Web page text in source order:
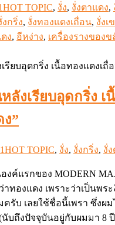
HOT TOPIC, งั่ง, งั่งตาแดง,
งกริ่ง, งั่งทองแดงเถื่อน, งั่งเ
ง, อีหง่าง, เครื่องรางของข
ลังเรียบอุดกริ่ง เ
”
HOT TOPIC, งั่ง, งั่งกริ่ง, งั่
งค์แรกของ MODERN
ทองแดง เพราะว่าเป็นพร
ครับ เลยใช้ชื่อนี้เพรา ซึ่งผ
นับถึงปัจจุบันอยู่กับผมมา 8 ปี